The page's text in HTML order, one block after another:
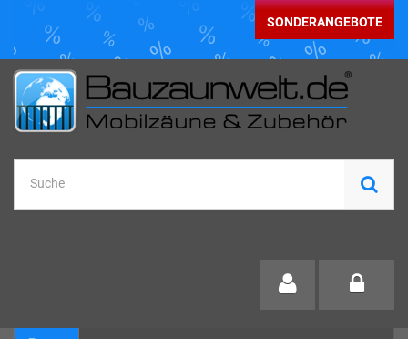
SONDERANGEBOTE